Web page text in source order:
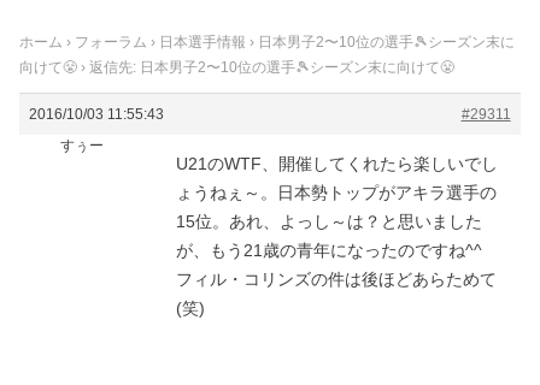
ホーム › フォーラム › 日本選手情報 › 日本男子2〜10位の選手🎾シーズン末に
向けて😤 › 返信先: 日本男子2〜10位の選手🎾シーズン末に向けて😤
2016/10/03 11:55:43
#29311
すぅー
U21のWTF、開催してくれたら楽しいでし
ょうねぇ～。日本勢トップがアキラ選手の
15位。あれ、よっし～は？と思いました
が、もう21歳の青年になったのですね^^
フィル・コリンズの件は後ほどあらためて
(笑)